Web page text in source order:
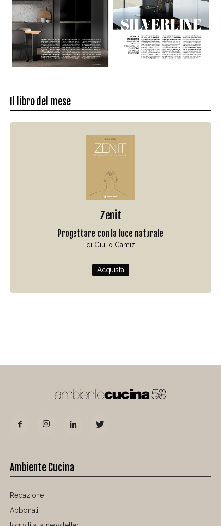
Il libro del mese
Zenit
Progettare con la luce naturale
di Giulio Camiz
Acquista
Ambiente Cucina
Redazione
Abbonati